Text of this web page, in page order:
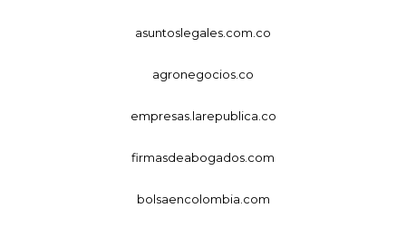
asuntoslegales.com.co
agronegocios.co
empresas.larepublica.co
firmasdeabogados.com
bolsaencolombia.com